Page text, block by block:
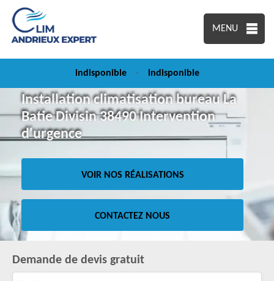
MENU
indisponible - indisponible
Installation climatisation bureau La
Batie Divisin 38490 Intervention
d'urgence
VOIR NOS RÉALISATIONS
CONTACTEZ NOUS
Demande de devis gratuit